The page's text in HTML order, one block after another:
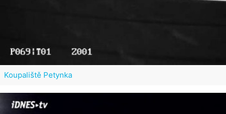
Koupaliště Petynka